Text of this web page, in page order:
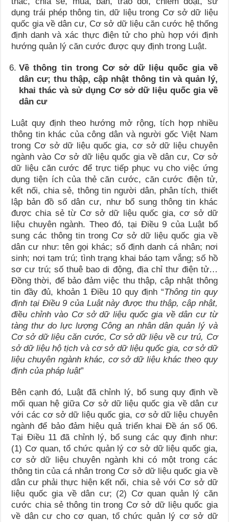
dụng trái phép thông tin, dữ liệu trong Cơ sở dữ liệu
quốc gia về dân cư, Cơ sở dữ liệu căn cước hệ thống
định danh và xác thực điện tử cho phù hợp với định
hướng quản lý căn cước được quy định trong Luật.
Về thông tin trong Cơ sở dữ liệu quốc gia về
dân cư; thu thập, cập nhật thông tin và quản lý,
khai thác và sử dụng Cơ sở dữ liệu quốc gia về
dân cư
Luật quy định theo hướng mở rộng, tích hợp nhiều
thông tin khác của công dân và người gốc Việt Nam
trong Cơ sở dữ liệu quốc gia, cơ sở dữ liệu chuyên
ngành vào Cơ sở dữ liệu quốc gia về dân cư, Cơ sở
dữ liệu căn cước để trực tiếp phục vụ cho việc ứng
dụng tiện ích của thẻ căn cước, căn cước điện tử,
kết nối, chia sẻ, thông tin người dân, phân tích, thiết
lập bản đồ số dân cư, như bổ sung thông tin khác
được chia sẻ từ Cơ sở dữ liệu quốc gia, cơ sở dữ
liệu chuyên ngành. Theo đó, tại Điều 9 của Luật bổ
sung các thông tin trong Cơ sở dữ liệu quốc gia về
dân cư như: tên gọi khác; số định danh cá nhân; nơi
sinh; nơi tạm trú; tình trạng khai báo tạm vắng; số hồ
sơ cư trú; số thuê bao di động, địa chỉ thư điện tử…
Đồng thời, để bảo đảm việc thu thập, cập nhật thông
tin đầy đủ, khoản 1 Điều 10 quy định “Thông tin quy
định tại Điều 9 của Luật này được thu thập, cập nhật,
điều chỉnh vào Cơ sở dữ liệu quốc gia về dân cư từ
tàng thư do lực lượng Côngan nhân dân quản lý và
Cơ sở dữ liệu căn cước, Cơ sở dữ liệu về cư trú, Cơ
sở dữ liệu hộ tịch và cơ sở dữ liệu quốc gia, cơ sở dữ
liệu chuyên ngành khác, cơ sở dữ liệu khác theo quy
định của pháp luật”
Bên cạnh đó, Luật đã chỉnh lý, bổ sung quy định về
mối quan hệ giữa Cơ sở dữ liệu quốc gia về dân cư
với các cơ sở dữ liệu quốc gia, cơ sở dữ liệu chuyên
ngành để bảo đảm hiệu quả triển khai Đề án số 06.
Tại Điều 11 đã chỉnh lý, bổ sung các quy định như:
(1) Cơ quan, tổ chức quản lý cơ sở dữ liệu quốc gia,
cơ sở dữ liệu chuyên ngành khi có một trong các
thông tin của cá nhân trong Cơ sở dữ liệu quốc gia về
dân cư phải thực hiện kết nối, chia sẻ với Cơ sở dữ
liệu quốc gia về dân cư; (2) Cơ quan quản lý căn
cước chia sẻ thông tin trong Cơ sở dữ liệu quốc gia
về dân cư cho cơ quan, tổ chức quản lý cơ sở dữ